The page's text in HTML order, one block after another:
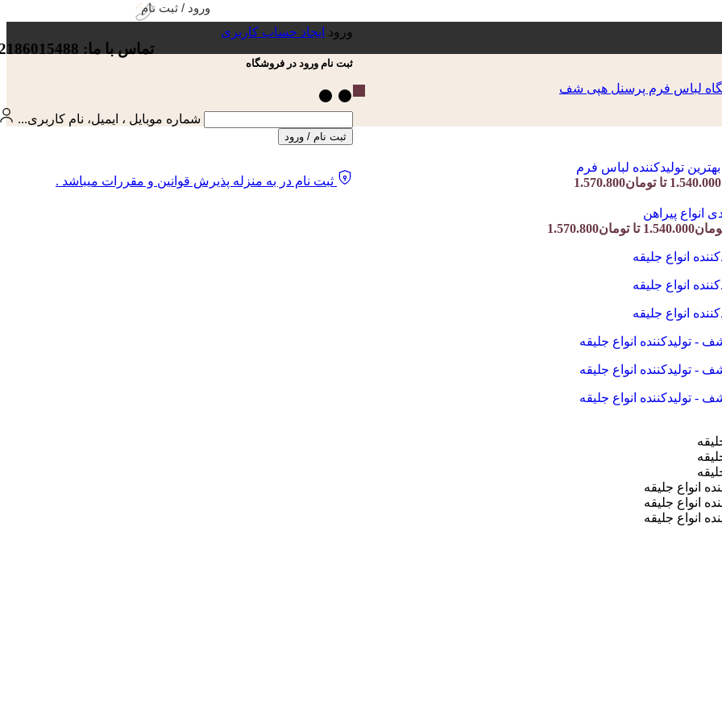
تماس با ما: 02186015488
ورود / ثبت نام
ورود
ایجاد حساب کاربری
ثبت نام ورود در فروشگاه
شماره موبایل ، ایمیل، نام کاربری...
ثبت نام / ورود
ثبت نام در به منزله پذیرش قوانین و مقررات میباشد .